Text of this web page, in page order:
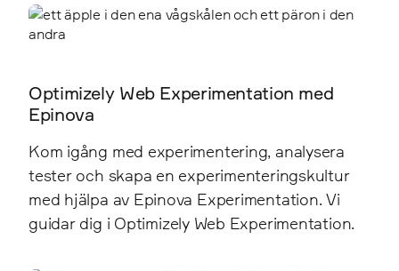
Optimizely Web Experimentation med
Epinova
Kom igång med experimentering, analysera
tester och skapa en experimenteringskultur
med hjälpa av Epinova Experimentation. Vi
guidar dig i Optimizely Web Experimentation.